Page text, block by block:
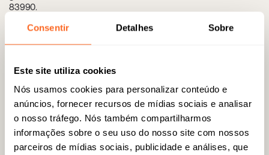
Consentir Detalhes Sobre
Este site utiliza cookies
Nós usamos cookies para personalizar conteúdo e
anúncios, fornecer recursos de mídias sociais e analisar
o nosso tráfego. Nós também compartilharmos
informações sobre o seu uso do nosso site com nossos
parceiros de mídias sociais, publicidade e análises, que
83990.
Este histórico mercado provençal se transforma, sob a orientação
de um especialista, em um tesouro de toalhas de mesa de alta
qualidade, antiguidades e iguarias locais. Place des Lices, 83990.
06 Chanel Saint-Tropez – La Mistralée